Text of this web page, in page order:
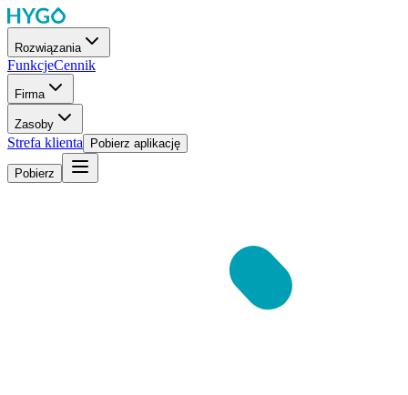
Rozwiązania
FunkcjeCennik
Firma
Zasoby
Strefa klienta Pobierz aplikację
Pobierz